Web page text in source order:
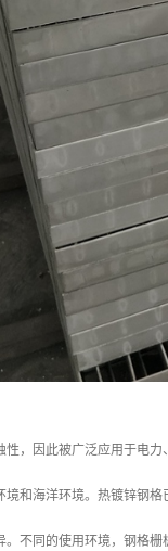
，因此被广泛应用于电
和海洋环境。热镀锌钢
不同的使用环境，钢格